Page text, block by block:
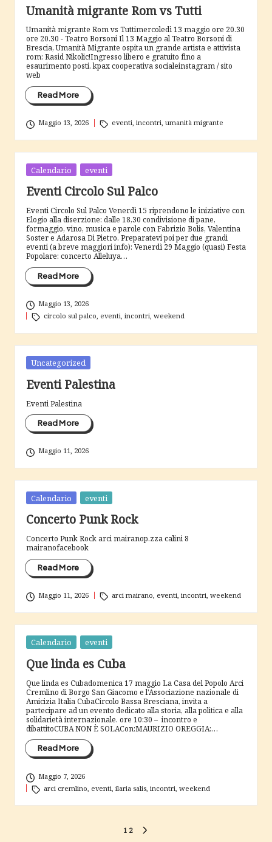
Umanità migrante Rom vs Tutti
Umanità migrante Rom vs Tuttimercoledì 13 maggio ore 20.30
ore 20.30 - Teatro Borsoni Il 13 Maggio al Teatro Borsoni di
Brescia, Umanità Migrante ospita un grande artista e attivista
rom: Rasid Nikolic!Ingresso libero e gratuito fino a
esaurimento posti. kpax cooperativa socialeinstagram / sito
web
Read More
Maggio 13, 2026
Tags: eventi,incontri,umanità migrante
Posted
inCalendario eventi
Eventi Circolo Sul Palco
Eventi Circolo Sul Palco Venerdì 15 riprendono le iniziative con
Elogio alla diserzione: dalle 18,30 condivisione di pane,
formaggio, vino, musica e parole con Fabrizio Bolis, Valentina
Soster e Adarosa Di Pietro. Preparatevi poi per due grandi
eventi (a breve maggiori info): Venerdì 29 Maggio (quasi) Festa
Popolare: concerto Alleluya…
Read More
Maggio 13, 2026
Tags:
circolo sul palco, eventi,incontri,weekend
Posted
inUncategorized
Eventi Palestina
Eventi Palestina
Read More
Maggio 11, 2026
Posted
inCalendario eventi
Concerto Punk Rock
Concerto Punk Rock arci mairanop.zza calini 8
mairanofacebook
Read More
Maggio 11, 2026
Tags: arci mairano, eventi,incontri,weekend
Posted
inCalendario eventi
Que linda es Cuba
Que linda es Cubadomenica 17 maggio La Casa del Popolo Arci
Cremlino di Borgo San Giacomo e l'Associazione nazionale di
Amicizia Italia CubaCircolo Bassa Bresciana, invita a
partecipare ad un evento dedicato alla storia, alla politica e alla
solidarietà internazionale. ore 10:30 – incontro e
dibattitoCUBA NON È SOLACon:MAURIZIO OREGGIA:…
Read More
Maggio 7, 2026
Tags:
arci cremlino, eventi,ilaria salis,incontri,weekend
1 2